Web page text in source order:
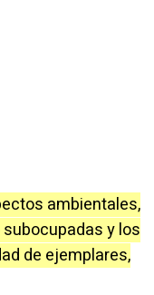
ambientales,
y los
de ejemplares,